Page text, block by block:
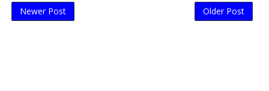
Newer Post Older Post